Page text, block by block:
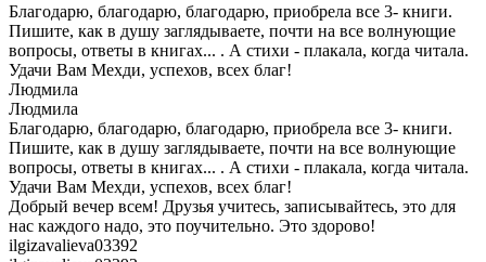
Благодарю, благодарю, благодарю, приобрела все 3- книги.
Пишите, как в душу заглядываете, почти на все волнующие
вопросы, ответы в книгах... . А стихи - плакала, когда читала.
Удачи Вам Мехди, успехов, всех благ!
Людмила
Людмила
Благодарю, благодарю, благодарю, приобрела все 3- книги.
Пишите, как в душу заглядываете, почти на все волнующие
вопросы, ответы в книгах... . А стихи - плакала, когда читала.
Удачи Вам Мехди, успехов, всех благ!
Добрый вечер всем! Друзья учитесь, записывайтесь, это для
нас каждого надо, это поучительно. Это здорово!
ilgizavalieva03392